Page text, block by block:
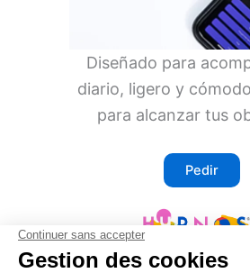
Diseñado para
diario, ligero y
para alcanzar tus
Pedir